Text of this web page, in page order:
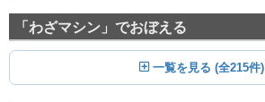
「わざマシン」でおぼえる
一覧を見る (全215件)